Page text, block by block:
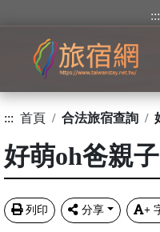
:::
::: 首頁 合法旅宿查詢
好萌oh爸親
列印 分享 +